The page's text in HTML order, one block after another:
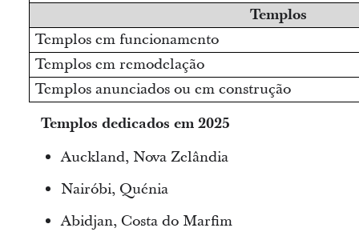
Templos
Templos em funcionamento
Templos em remodelação
Templos anunciados ou em construção
Templos dedicados em 2025
Auckland, Nova Zelândia
Nairóbi, Quénia
Abidjan, Costa do Marfim